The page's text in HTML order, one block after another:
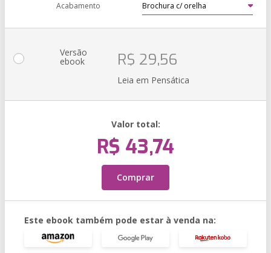
Acabamento
Versão
ebook R$ 29,56
Leia em Pensática
Valor total:
R$ 43,74
Comprar
Este ebook também pode estar à venda na: